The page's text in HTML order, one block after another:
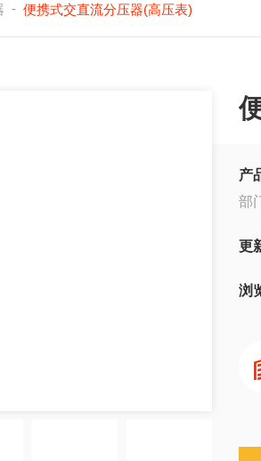
- 便携式交直流分压器(高压表)
产
部
更
浏